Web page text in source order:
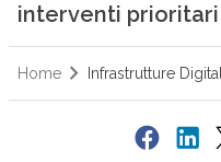
interventi prioritari
Home Infrastrutture